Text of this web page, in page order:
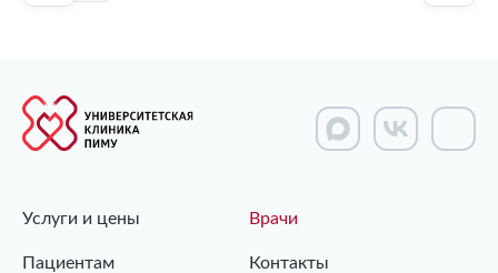
Услуги и цены Врачи
Пациентам Контакты